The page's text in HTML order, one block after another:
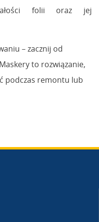
folii oraz jej
– zacznij od
to rozwiązanie,
podczas remontu lub